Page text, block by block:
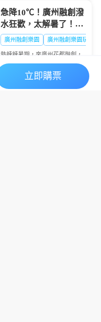
假期，讓你的暑假不再千...
急降10℃！廣州融創潑
水狂歡，太解暑了！🔥
大暑熱到融化？
廣州融創樂園 廣州融創樂園玩水
熱辣辣暑期，來廣州花都融創，
西遊天團潑水降溫💦清涼設備暢
玩+沈浸好戲登場🎭夏日快樂，
一鍵打包👇立即購票